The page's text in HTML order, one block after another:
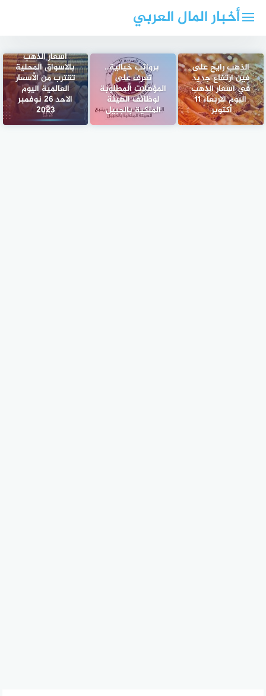
أخبار المال العربي
الذهب رايح على
فين ارتفاع جديد
في اسعار الذهب
اليوم الاربعاء 11
أكتوبر
برواتب خيالية..
تعرف على
المؤهلات المطلوبة
لوظائف الهيئة
الملكية بالجبيل
اسعار الذهب
بالاسواق المحلية
تقترب من الأسعار
العالمية اليوم
الاحد 26 نوفمبر
2023